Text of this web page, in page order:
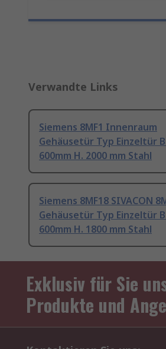
Verwandte Links
Siemens 8MF1 Innenraum
Gehäusetür Typ Einzeltür
600mm H. 2000 mm Stahl
Siemens 8MF18 SIVACON
Gehäusetür Typ Einzeltür
600mm H. 1800 mm Stahl
Exklusiv für Sie
Produkte und